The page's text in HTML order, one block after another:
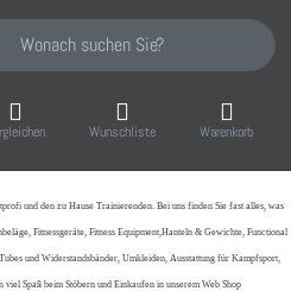
Sie einen Suchbegriff ein. Während
Wunschliste Warenkorb
und den zu Hause Trainierenden. Bei uns finden Sie fast alles, was
Fitnessgeräte, Fitness Equipment,Hanteln & Gewichte, Functional
und Widerstandsbänder, Umkleiden, Ausstattung für Kampfsport,
Spaß beim Stöbern und Einkaufen in unserem Web Shop